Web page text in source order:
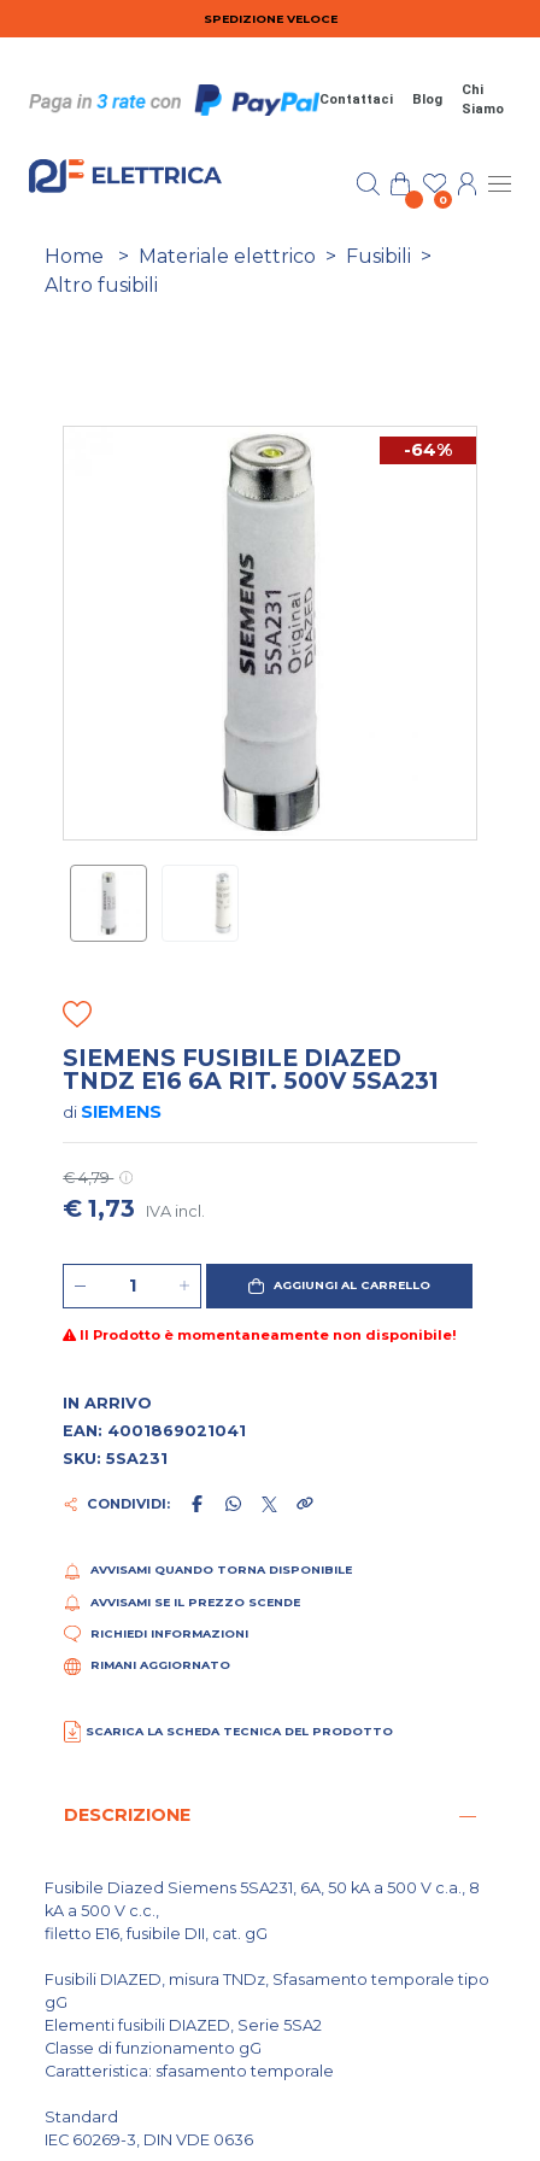
Salta al contenuto principaleSPEDIZIONE VELOCE
Contattaci Blog
Chi
Siamo
0
Home > Materiale elettrico > Fusibili >
Altro fusibili
-64%
SIEMENS FUSIBILE DIAZED
TNDZ E16 6A RIT. 500V 5SA231
di SIEMENS
€ 4,79
€ 1,73 IVA incl.
AGGIUNGI AL CARRELLO
Il Prodotto è momentaneamente non disponibile!
IN ARRIVO
EAN: 4001869021041
SKU: 5SA231
CONDIVIDI:
AVVISAMI QUANDO TORNA DISPONIBILE
AVVISAMI SE IL PREZZO SCENDE
RICHIEDI INFORMAZIONI
RIMANI AGGIORNATO
SCARICA LA SCHEDA TECNICA DEL PRODOTTO
DESCRIZIONE
Fusibile Diazed Siemens 5SA231, 6A, 50 kA a 500 V c.a., 8
kA a 500 V c.c.,
filetto E16, fusibile DII, cat. gG
Fusibili DIAZED, misura TNDz, Sfasamento temporale tipo
gG
Elementi fusibili DIAZED, Serie 5SA2
Classe di funzionamento gG
Caratteristica: sfasamento temporale
Standard
IEC 60269-3, DIN VDE 0636